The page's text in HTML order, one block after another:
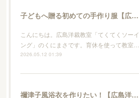
子どもへ贈る初めての手作り服【広島洋裁教室・てくてくソーイング】
こんにちは。広島洋裁教室「てくてくソーイ
ング」のくにまさです。育休を使って教室…
2026.05.12 01:39
禰津子風浴衣を作りたい！【広島洋裁教室・てくてくソーイング】